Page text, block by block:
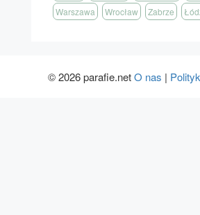
Warszawa
Wrocław Zabrze
© 2026 parafie.netO nas |